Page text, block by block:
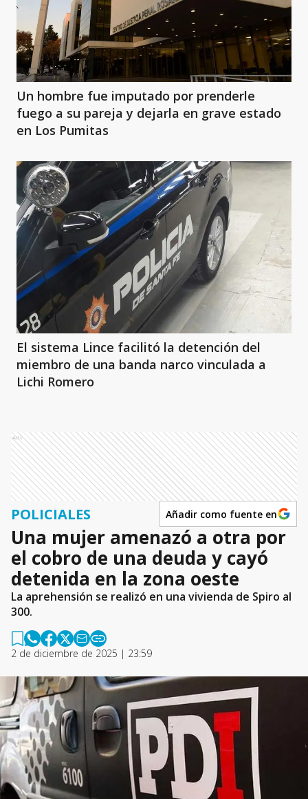
Un hombre fue imputado por prenderle
fuego a su pareja y dejarla en grave estado
en Los Pumitas
El sistema Lince facilitó la detención del
miembro de una banda narco vinculada a
Lichi Romero
Ads
POLICIALES Añadir como fuente en
Una mujer amenazó a otra por
el cobro de una deuda y cayó
detenida en la zona oeste
La aprehensión se realizó en una vivienda de Spiro al
300.
2 de diciembre de 2025 | 23:59